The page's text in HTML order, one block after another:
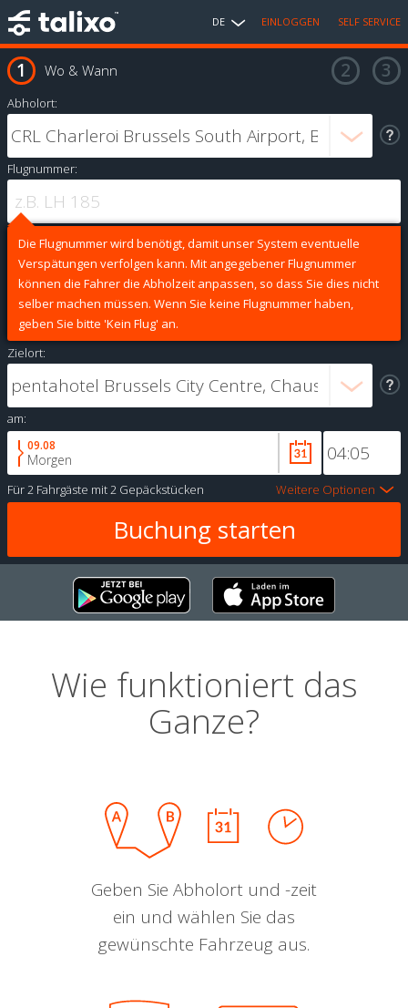
DE EINLOGGEN SELF SERVICE
Wo & Wann
Abholort:
Flugnummer:
Die Flugnummer wird benötigt, damit unser System eventuelle
Verspätungen verfolgen kann. Mit angegebener Flugnummer
können die Fahrer die Abholzeit anpassen, so dass Sie dies nicht
selber machen müssen. Wenn Sie keine Flugnummer haben,
geben Sie bitte 'Kein Flug' an.
Zielort:
am:
09.08
Morgen
Für2 Fahrgäste mit2 Gepäckstücken Weitere Optionen
Wie funktioniert das
Ganze?
Geben Sie Abholort und -zeit
ein und wählen Sie das
gewünschte Fahrzeug aus.